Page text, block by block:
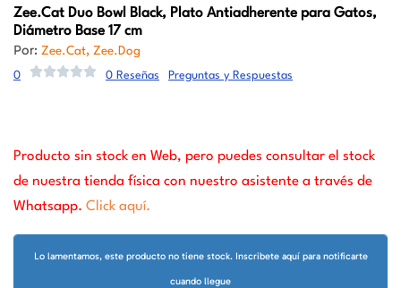
Zee.Cat Duo Bowl Black, Plato Antiadherente para Gatos,
Diámetro Base 17 cm
Por: Zee.Cat, Zee.Dog
0 0 Reseñas Preguntas y Respuestas
Producto sin stock en Web, pero puedes consultar el stock
de nuestra tienda física con nuestro asistente a través de
Whatsapp. Click aquí.
Lo lamentamos, este producto no tiene stock. Inscribete aquí para notificarte
cuando llegue